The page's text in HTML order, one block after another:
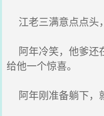
江老三满意点点头
阿年冷笑，他爹还
给他一个惊喜。
阿年刚准备躺下，